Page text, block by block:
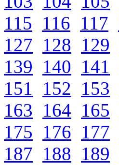
115 116 117
127 128 129
139 140 141
151
152 153
163 164 165
175 176 177
187 188 189